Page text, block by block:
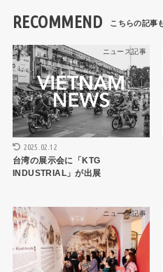
RECOMMEND
ニュース記事
2025.02.12
台湾の展示会に「KTG
INDUSTRIAL」が出展
ニュース記事